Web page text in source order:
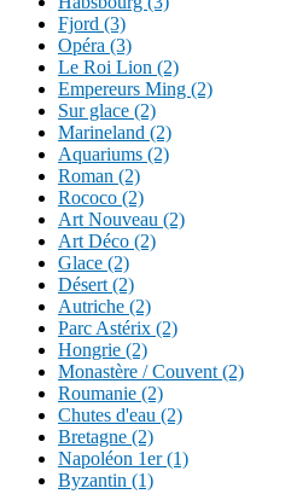
Fjord (3)
Opéra (3)
Le Roi Lion (2)
Empereurs Ming (2)
Sur glace (2)
Marineland (2)
Aquariums (2)
Roman (2)
Rococo (2)
Art Nouveau (2)
Art Déco (2)
Glace (2)
Désert (2)
Autriche (2)
Parc Astérix (2)
Hongrie (2)
Monastère / Couvent (2)
Roumanie (2)
Chutes d'eau (2)
Bretagne (2)
Napoléon 1er (1)
Byzantin (1)